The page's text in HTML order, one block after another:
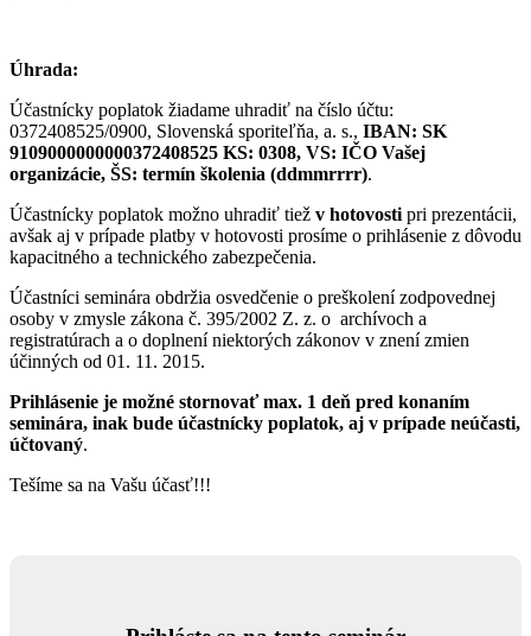
Úhrada:
Účastnícky poplatok žiadame uhradiť na číslo účtu:
0372408525/0900, Slovenská sporiteľňa, a. s., IBAN: SK
9109000000000372408525 KS: 0308, VS: IČO Vašej
organizácie, ŠS: termín školenia (ddmmrrrr).
Účastnícky poplatok možno uhradiť tiež v hotovosti pri prezentácii,
avšak aj v prípade platby v hotovosti prosíme o prihlásenie z dôvodu
kapacitného a technického zabezpečenia.
Účastníci seminára obdržia osvedčenie o preškolení zodpovednej
osoby v zmysle zákona č. 395/2002 Z. z. o archívoch a
registratúrach a o doplnení niektorých zákonov v znení zmien
účinných od 01. 11. 2015.
Prihlásenie je možné stornovať max. 1 deň pred konaním
seminára, inak bude účastnícky poplatok, aj v prípade neúčasti,
účtovaný.
Tešíme sa na Vašu účasť!!!